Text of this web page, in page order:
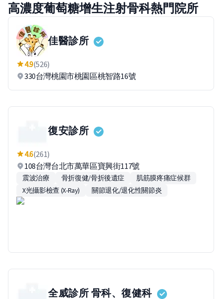
高濃度葡萄糖增生注射骨科熱門院所
佳醫診所
4.9(526)
330台灣桃園市桃園區桃智路16號
復安診所
4.6(261)
108台灣台北市萬華區寶興街117號
震波治療 骨折復健/骨折後遺症
肌筋膜疼痛症候群
X光攝影檢查 (X-Ray)
關節退化/退化性關節炎
全威診所 骨科、復健科